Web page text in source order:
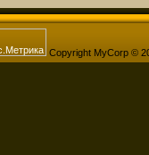
Copyright MyCorp ©